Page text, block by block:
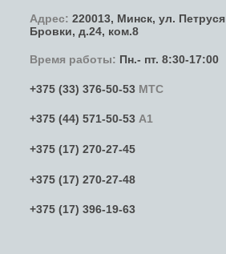
Адрес: 220013, Минск, ул. Петруся
Бровки, д.24, ком.8
Время работы: Пн.- пт. 8:30-17:00
+375 (33) 376-50-53 МТС
+375 (44) 571-50-53 А1
+375 (17) 270-27-45
+375 (17) 270-27-48
+375 (17) 396-19-63